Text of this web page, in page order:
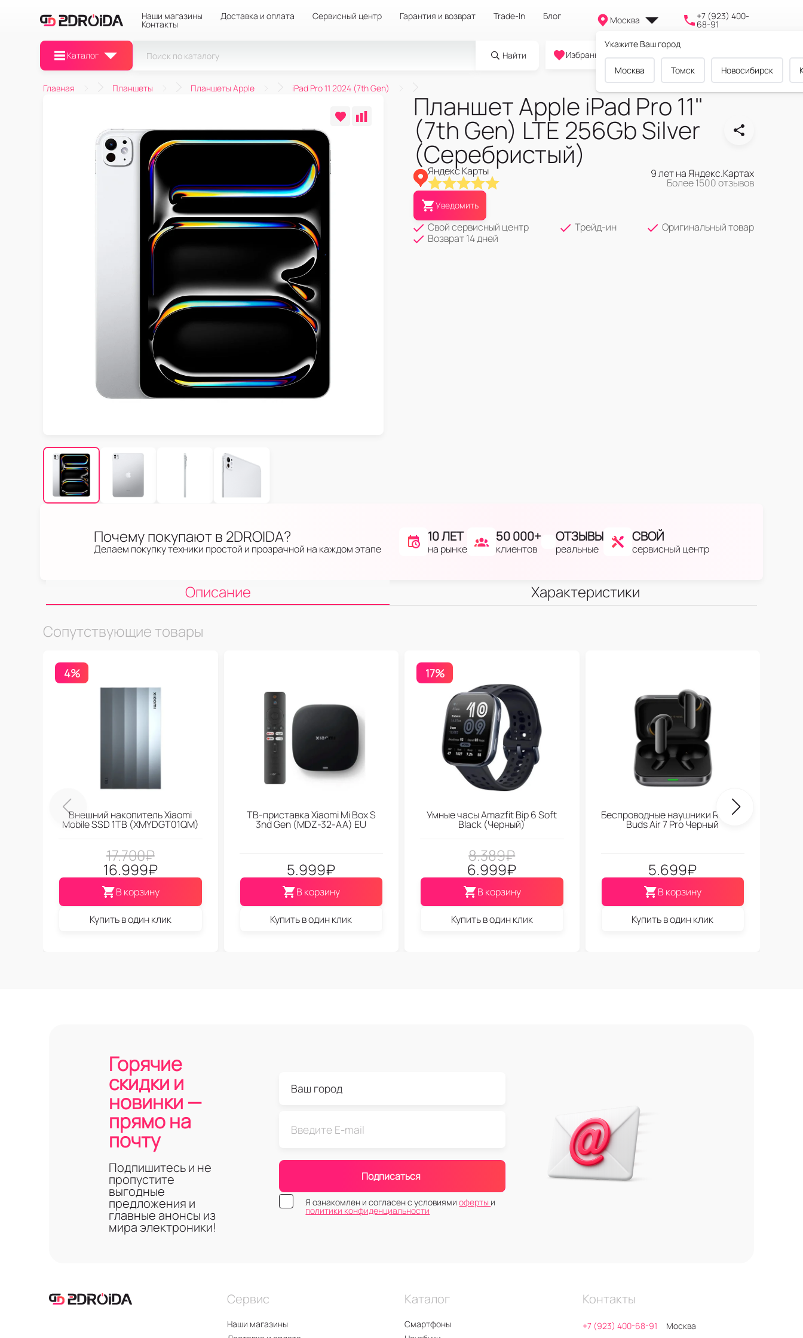
Наши магазины Доставка и оплата Сервисный центр Гарантия и возврат Trade-In Блог
Контакты Москва
Укажите Ваш город
Москва Томск Новосибирск
+7 (923) 400-
68-91
Каталог Найти
0
Избранное Cравнение Корзина
Главная Планшеты Планшеты Apple iPad Pro 11 2024 (7th Gen)
Планшет Apple iPad Pro 11"
(7th Gen) LTE 256Gb Silver
(Серебристый)
Яндекс Карты 9 лет на Яндекс.Картах
Более 1500 отзывов
Уведомить
Свой сервисный центр Трейд-ин
Оригинальный товар
Возврат 14 дней
Почему покупают в 2DROIDA?
Делаем покупку техники простой и прозрачной на каждом этапе
10 ЛЕТ
на рынке
50 000+
клиентов
ОТЗЫВЫ
реальные
СВОЙ
сервисный центр
Описание
Характеристики
Сопутствующие товары
4%
Внешний накопитель Xiaomi
Mobile SSD 1TB (XMYDGT01QM)
17.700₽
16.999₽
В корзину
Купить в один клик
ТВ-приставка Xiaomi Mi Box S
3nd Gen (МDZ-32-АА) EU
5.999₽
В корзину
Купить в один клик
17%
Умные часы Amazfit Bip 6 Soft
Black (Черный)
8.389₽
6.999₽
В корзину
Купить в один клик
Беспроводные наушники Realme
Buds Air 7 Pro Черный
5.699₽
В корзину
Купить в один клик
Горячие
скидки и
новинки —
прямо на
почту
Подпишитесь и не
пропустите
выгодные
предложения и
главные анонсы из
мира электроники!
Подписаться
Я ознакомлен и согласен с условиямиоферты и
политики конфиденциальности
Сервис
Наши магазины
Каталог
Смартфоны
Контакты
+7 (923) 400-68-91
Москва